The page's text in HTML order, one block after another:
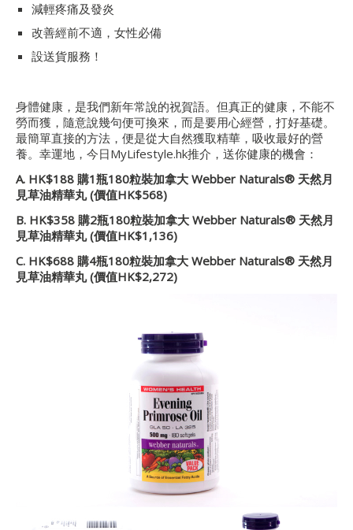
減輕疼痛及發炎
改善經前不適，女性必備
設送貨服務！
身體健康，是我們新年常說的祝賀語。但真正的健康，不能不
勞而獲，隨意說幾句便可換來，而是要用心經營，打好基礎。
最簡單直接的方法，便是從大自然獲取精華，吸收最好的營
養。幸運地，今日MyLifestyle.hk推介，送你健康的機會：
A. HK$188 購1瓶180粒裝加拿大 Webber Naturals® 天然月
見草油精華丸(價值HK$568)
B. HK$358 購2瓶180粒裝加拿大 Webber Naturals® 天然月
見草油精華丸 (價值HK$1,136)
C. HK$688 購4瓶180粒裝加拿大 Webber Naturals® 天然月
見草油精華丸(價值HK$2,272)